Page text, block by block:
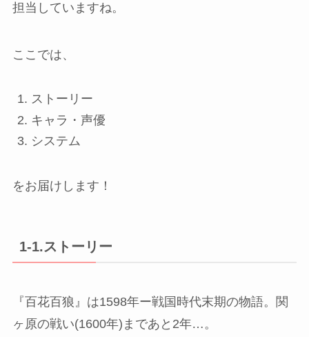
担当していますね。
ここでは、
ストーリー
キャラ・声優
システム
をお届けします！
1-1.ストーリー
『百花百狼』は1598年ー戦国時代末期の物語。関
ヶ原の戦い(1600年)まであと2年…。